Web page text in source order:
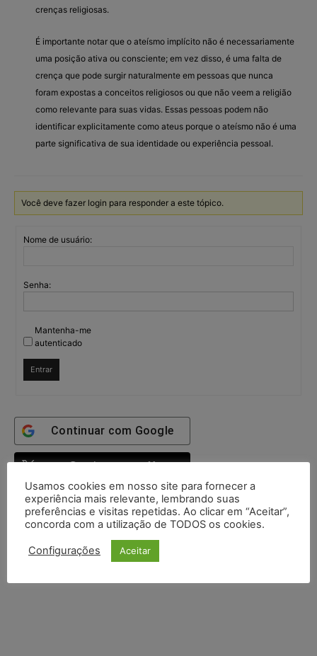
crenças religiosas.
É importante notar que o ateísmo implícito não é necessariamente
uma posição ativa ou consciente; em vez disso, é uma falta de
crença que pode surgir naturalmente em pessoas que nunca
foram expostas a conceitos religiosos ou que não veem a religião
como relevante para suas vidas. Essas pessoas podem não
identificar explicitamente como ateus porque o ateísmo não é uma
parte significativa de sua identidade ou experiência pessoal.
Você deve fazer login para responder a este tópico.
Nome de usuário:
Senha:
Mantenha-me
autenticado
Entrar
Continuar com Google
Continuar comX
Usamos cookies em nosso site para fornecer a
experiência mais relevante, lembrando suas
preferências e visitas repetidas. Ao clicar em “Aceitar”,
concorda com a utilização de TODOS os cookies.
Configurações Aceitar